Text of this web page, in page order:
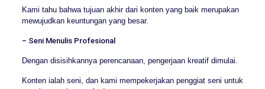
Kami tahu bahwa tujuan akhir dari konten yang baik merupakan
mewujudkan keuntungan yang besar.
– Seni Menulis Profesional
Dengan disisihkannya perencanaan, pengerjaan kreatif dimulai.
Konten ialah seni, dan kami mempekerjakan penggiat seni untuk